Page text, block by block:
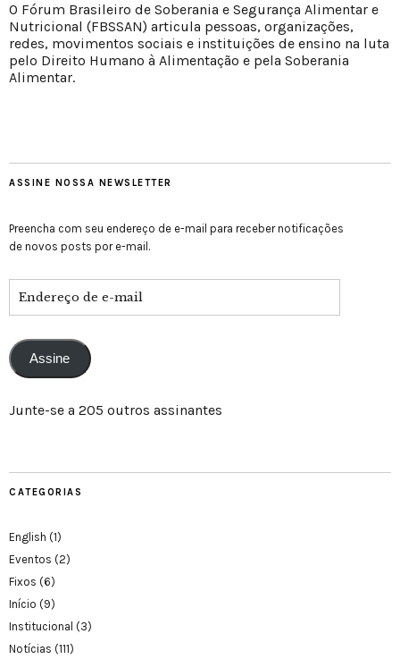
O Fórum Brasileiro de Soberania e Segurança Alimentar e
Nutricional (FBSSAN) articula pessoas, organizações,
redes, movimentos sociais e instituições de ensino na luta
pelo Direito Humano à Alimentação e pela Soberania
Alimentar.
ASSINE NOSSA NEWSLETTER
Preencha com seu endereço de e-mail para receber notificações
de novos posts por e-mail.
Assine
Junte-se a 205 outros assinantes
CATEGORIAS
English (1)
Eventos (2)
Fixos (6)
Início (9)
Institucional (3)
Notícias (111)